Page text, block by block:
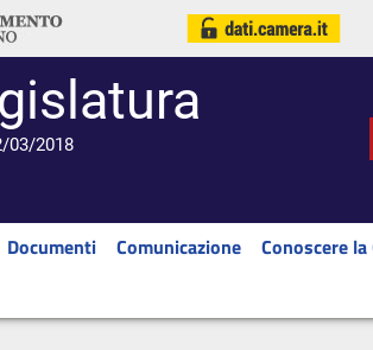
03/2018
Documenti Comunicazione Conoscere la